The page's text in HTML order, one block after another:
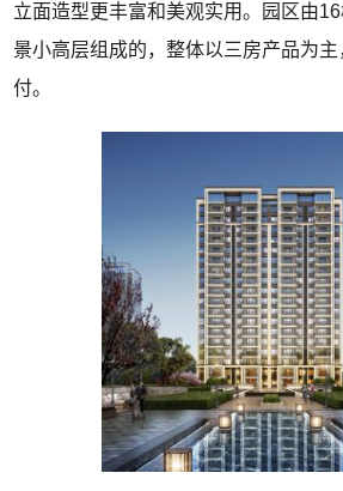
立面造型更丰富和美观实用。园区由
景小高层组成的，整体以三房产品为
付。